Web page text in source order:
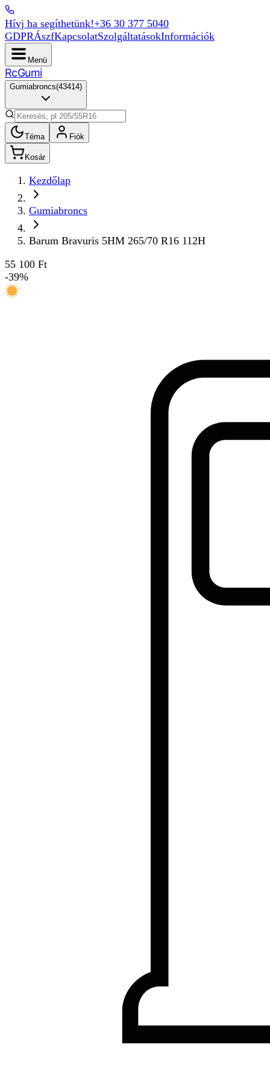
Hívj ha segíthetünk!+36 30 377 5040
GDPRÁszfKapcsolatSzolgáltatásokInformációk
Menü
RcGumi
Gumiabroncs(43414)
Téma Fiók
Kosár
Kezdőlap
Gumiabroncs
Barum Bravuris 5HM 265/70 R16 112H
55 100 Ft
-39%